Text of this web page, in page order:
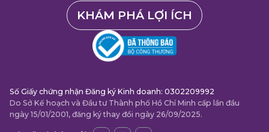
KHÁM PHÁ LỢI ÍCH
Số Giấy chứng nhận Đăng ký Kinh doanh: 0302209992
Do Sở Kế hoạch và Đầu tư Thành phố Hồ Chí Minh cấp lần đầu
ngày 15/01/2001, đăng ký thay đổi ngày 26/09/2025.